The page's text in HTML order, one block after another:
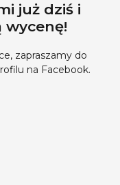
już dziś i
wycenę!
zapraszamy do
na Facebook.